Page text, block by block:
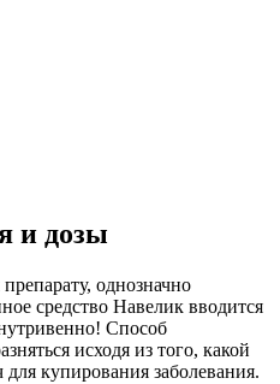
и дозы
однозначно
средство Навелик вводится
Способ
исходя из того, какой
купирования заболевания.